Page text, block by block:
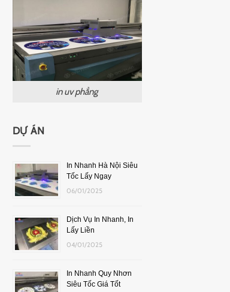
in uv phẳng
DỰ ÁN
In Nhanh Hà Nội Siêu
Tốc Lấy Ngay
06/01/2025
Dịch Vụ In Nhanh, In
Lấy Liền
04/01/2025
In Nhanh Quy Nhơn
Siêu Tốc Giá Tốt